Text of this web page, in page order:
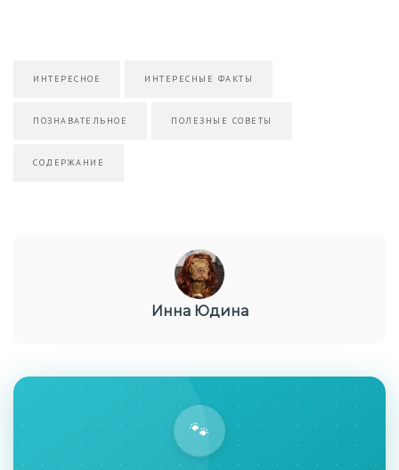
ИНТЕРЕСНОЕ ИНТЕРЕСНЫЕ ФАКТЫ
ПОЗНАВАТЕЛЬНОЕ ПОЛЕЗНЫЕ СОВЕТЫ
СОДЕРЖАНИЕ
Инна Юдина
🐾